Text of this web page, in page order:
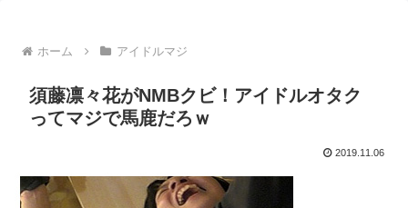
ホーム アイドルマジ
須藤凛々花がNMBクビ！アイドルオタク
ってマジで馬鹿だろｗ
2019.11.06